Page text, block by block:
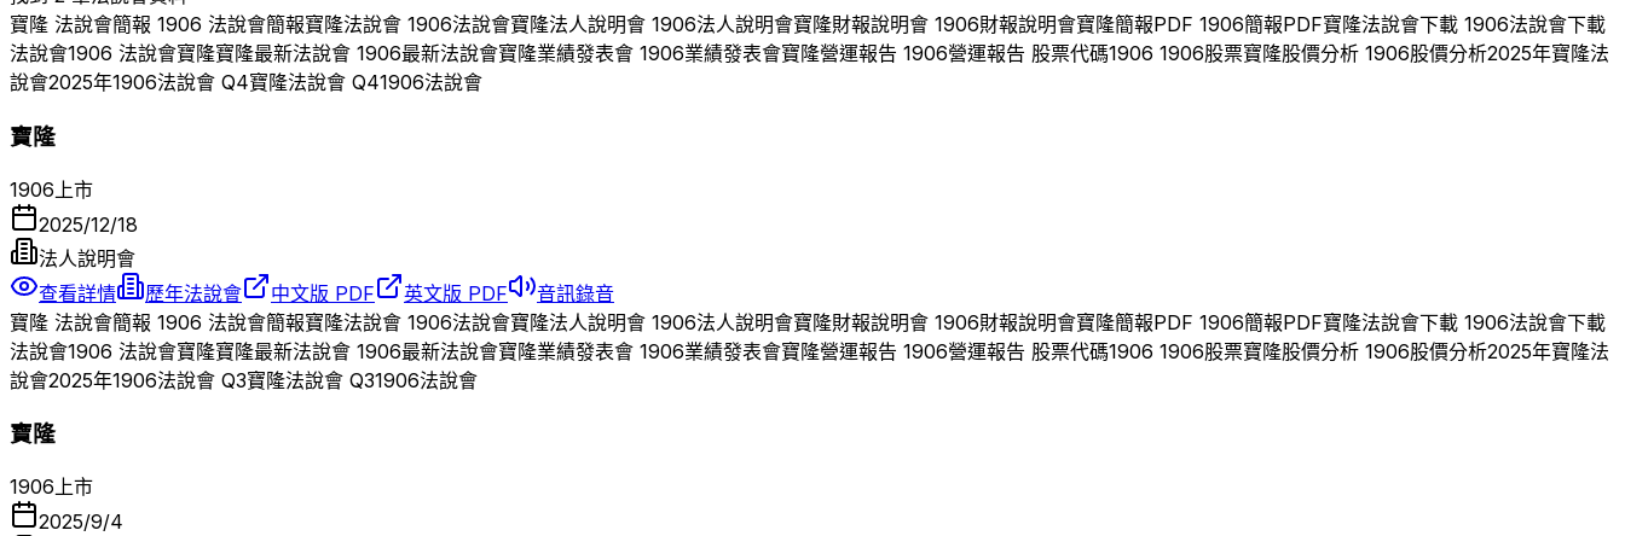
寶隆 法說會簡報 1906 法說會簡報寶隆法說會 1906法說會寶隆法人說明會 1906法人說明會寶隆財報說明會 1906財報說明會寶隆簡報PDF 1906簡報PDF寶隆法說會下載 1906法說會下載
法說會1906 法說會寶隆寶隆最新法說會 1906最新法說會寶隆業績發表會 1906業績發表會寶隆營運報告 1906營運報告 股票代碼1906 1906股票寶隆股價分析 1906股價分析2025年寶隆法
說會2025年1906法說會 Q4寶隆法說會 Q41906法說會
寶隆
1906 上市
2025/12/18
法人說明會
查看詳情
歷年法說會 中文版 PDF 英文版 PDF
音訊錄音
寶隆 法說會簡報 1906 法說會簡報寶隆法說會 1906法說會寶隆法人說明會 1906法人說明會寶隆財報說明會 1906財報說明會寶隆簡報PDF 1906簡報PDF寶隆法說會下載 1906法說會下載
法說會1906 法說會寶隆寶隆最新法說會 1906最新法說會寶隆業績發表會 1906業績發表會寶隆營運報告 1906營運報告 股票代碼1906 1906股票寶隆股價分析 1906股價分析2025年寶隆法
說會2025年1906法說會 Q3寶隆法說會 Q31906法說會
寶隆
1906上市
2025/9/4